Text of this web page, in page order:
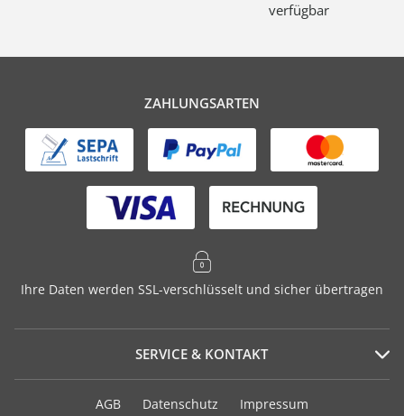
verfügbar
ZAHLUNGSARTEN
Ihre Daten werden SSL-verschlüsselt und sicher übertragen
SERVICE & KONTAKT
Serviceportal
AGB Datenschutz Impressum